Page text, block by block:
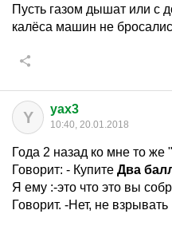
Пусть газом дышат или с
калёса машин не
Y yax3
10:40, 20.01.2018
Года 2 назад ко мне то
Говорит: - Купите Два
Я ему :-это что это вы
Говорит. -Нет, не взрывать